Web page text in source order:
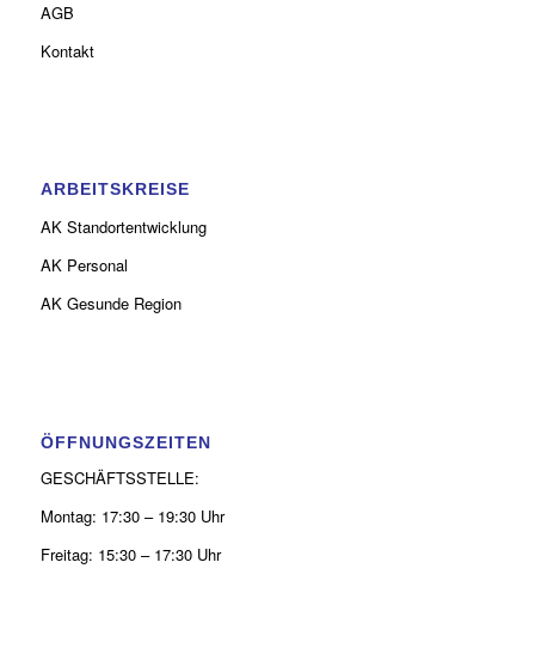
AGB
Kontakt
ARBEITSKREISE
AK Standortentwicklung
AK Personal
AK Gesunde Region
ÖFFNUNGSZEITEN
GESCHÄFTSSTELLE:
Montag: 17:30 – 19:30 Uhr
Freitag: 15:30 – 17:30 Uhr